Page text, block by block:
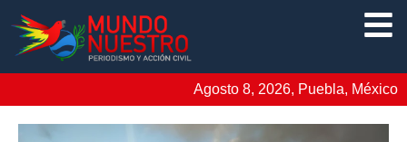
Agosto 8, 2026, Puebla, México